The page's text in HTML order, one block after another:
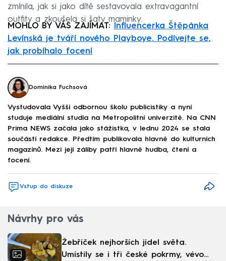
zmínila, jak si jako dítě sestavovala extravagantní
outfity a zkoušela si šaty maminky.
MOHLO BY VÁS ZAJÍMAT:
Influencerka Štěpánka
Levínská je tváří nového Playboye. Podívejte se,
jak probíhalo focení
Dominika Fuchsová
Vystudovala Vyšší odbornou školu publicistiky a nyní
studuje mediální studia na Metropolitní univerzitě. Na CNN
Prima NEWS začala jako stážistka, v lednu 2024 se stala
součástí redakce. Předtím publikovala hlavně do kulturních
magazínů. Mezi její záliby patří hlavně hudba, čtení a
focení.
Vstup do diskuze
Návrhy pro vás
Žebříček nejhorších jídel světa.
Umístily se i tři české pokrmy, vévodí